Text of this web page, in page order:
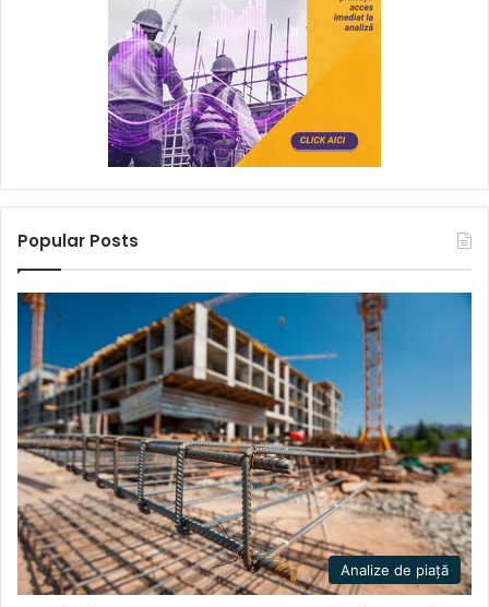
Popular Posts
Analize de piață